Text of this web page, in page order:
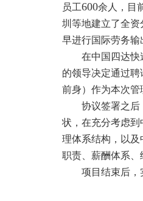
员工600余人，目
圳等地建立了全
早进行国际劳务输
在中国四达快
的领导决定通过
前身）作为本次管
协议签署之后
状，在充分考虑
理体系结构，以
职责、薪酬体系、
项目结束后，